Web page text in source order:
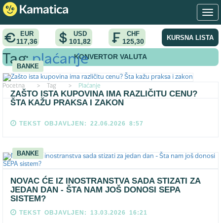
EUR
117,36
USD
101,82
CHF
125,30 KURSNA LISTA
KONVERTOR VALUTA
Pocetna > Tag > Plaćanje
Tag:plaćanje
BANKE
ZAŠTO ISTA KUPOVINA IMA RAZLIČITU CENU?
ŠTA KAŽU PRAKSA I ZAKON
TEKST OBJAVLJEN: 22.06.2026 8:57
BANKE
NOVAC ĆE IZ INOSTRANSTVA SADA STIZATI ZA
JEDAN DAN - ŠTA NAM JOŠ DONOSI SEPA
SISTEM?
TEKST OBJAVLJEN: 13.03.2026 16:21